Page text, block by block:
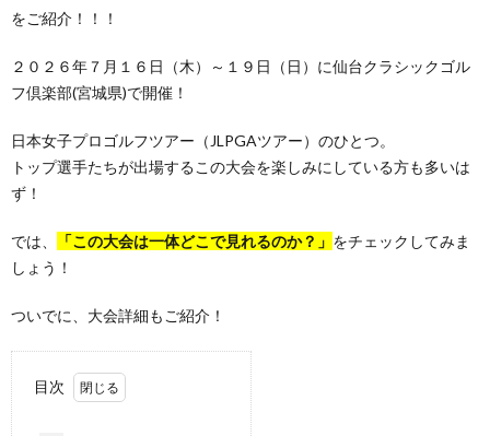
をご紹介！！！
２０２６年７月１６日（木）～１９日（日）に仙台クラシックゴル
フ倶楽部(宮城県)で開催！
日本女子プロゴルフツアー（JLPGAツアー）のひとつ。
トップ選手たちが出場するこの大会を楽しみにしている方も多いは
ず！
では、 「この大会は一体どこで見れるのか？」 をチェックしてみま
しょう！
ついでに、大会詳細もご紹介！
目次